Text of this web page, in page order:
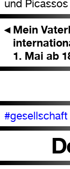
und Picassos
◄ Mein
1. Mai ab
#gesellschaft